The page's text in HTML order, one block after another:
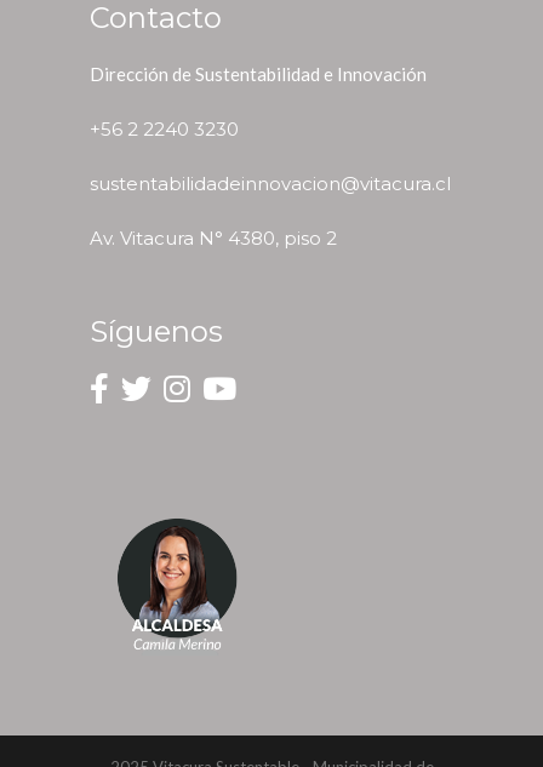
Contacto
Dirección de Sustentabilidad e Innovación
+56 2 2240 3230
sustentabilidadeinnovacion@vitacura.cl
Av. Vitacura N° 4380, piso 2
Síguenos